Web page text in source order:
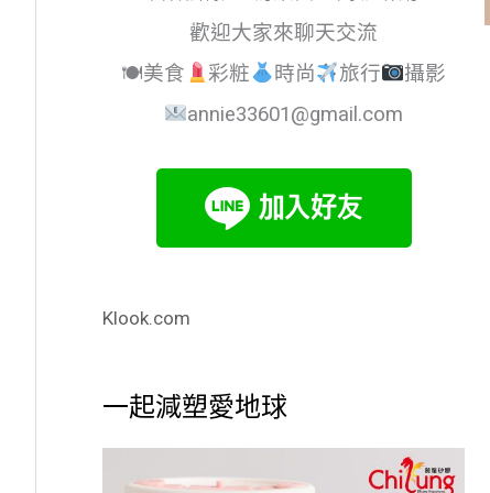
歡迎大家來聊天交流
🍽美食
彩粧 時尚 旅行
攝影
annie33601@gmail.com
Klook.com
一起減塑愛地球